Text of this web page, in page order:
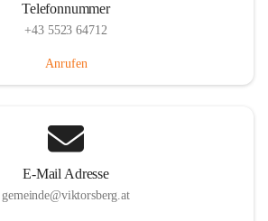
Telefonnummer
+43 5523 64712
Anrufen
E-Mail Adresse
gemeinde@viktorsberg.at